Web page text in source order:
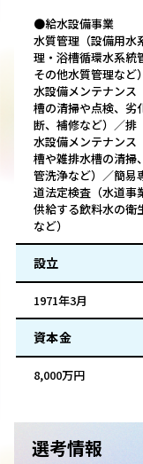
●給水設備事業
水質管理（設備用水
理・浴槽循環水系統
その他水質管理など
水設備メンテナンス
槽の清掃や点検、劣
断、補修など）／排
水設備メンテナンス
槽や雑排水槽の清掃
管洗浄など）／簡易
道法定検査（水道事
供給する飲料水の衛
など）
設立
1971年3月
資本金
8,000万円
選考情報